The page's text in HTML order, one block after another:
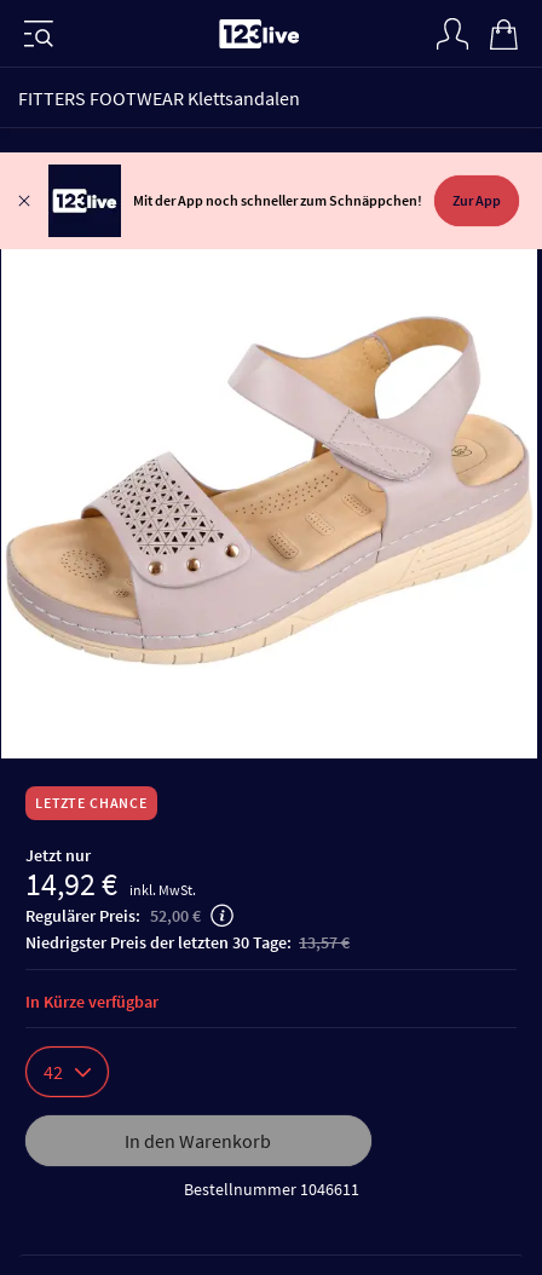
FITTERS FOOTWEAR Klettsandalen
Mit der App noch schneller zum Schnäppchen! Zur App
LETZTE CHANCE
Jetzt nur
14,92 € inkl. MwSt.
Regulärer Preis: 52,00 €
niedrigster Preis der letzten 30 Tage: 13,57 €
42
In den Warenkorb
Bestellnummer 1046611
In Kürze verfügbar